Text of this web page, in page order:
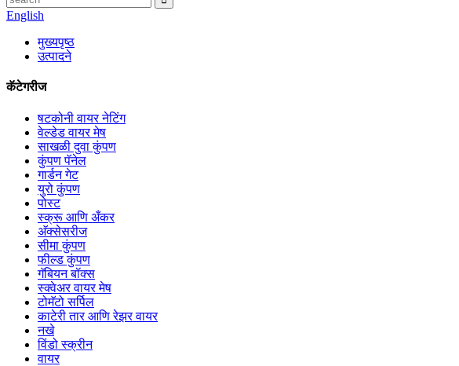
English
मुख्यपृष्ठ
उत्पादने
कॅटेगरीज
षटकोनी वायर नेटिंग
वेल्डेड वायर मेष
साखळी दुवा कुंपण
कुंपण पॅनेल
गार्डन गेट
युरो कुंपण
पोस्ट
स्क्रू आणि अँकर
अ‍ॅक्सेसरीज
सीमा कुंपण
फील्ड कुंपण
गॅबियन बॉक्स
स्क्वेअर वायर मेष
टोमॅटो सर्पिल
काटेरी तार आणि रेझर वायर
नखे
विंडो स्क्रीन
वायर